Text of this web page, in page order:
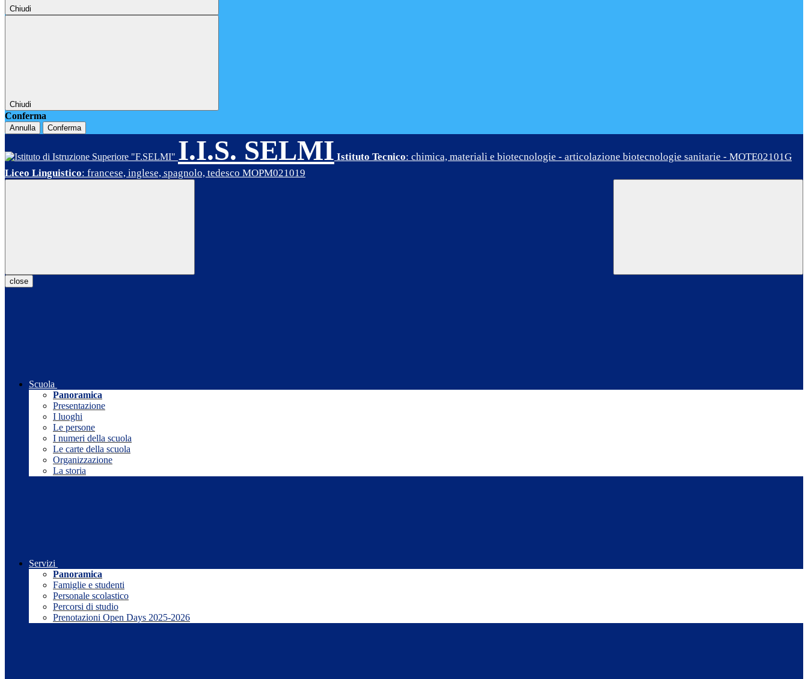
Chiudi
Chiudi
Conferma
Annulla Conferma
I.I.S. SELMI Istituto Tecnico: chimica, materiali e biotecnologie - articolazione biotecnologie sanitarie - MOTE02101G
Liceo Linguistico: francese, inglese, spagnolo, tedesco MOPM021019
close
Scuola
Panoramica
Presentazione
I luoghi
Le persone
I numeri della scuola
Le carte della scuola
Organizzazione
La storia
Servizi
Panoramica
Famiglie e studenti
Personale scolastico
Percorsi di studio
Prenotazioni Open Days 2025-2026